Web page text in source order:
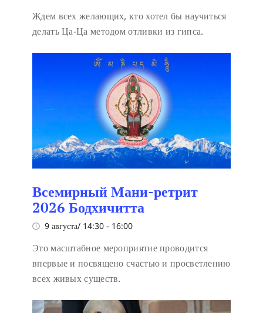
Ждем всех желающих, кто хотел бы научиться
делать Ца-Ца методом отливки из гипса.
Всемирный Мани-ретрит
2026 Бодхичитта
9 августа/ 14:30 - 16:00
Это масштабное мероприятие проводится
впервые и посвящено счастью и просветлению
всех живых существ.